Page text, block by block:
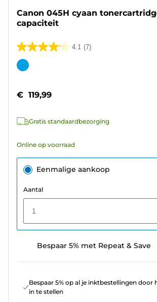
Canon 045H cyaan
capaciteit
4.1 (7)
4.1
van
sterren.
beoordelingen
Kleurencartridge
€ 119,99
Gratis standaardbezorging
Online op voorraad
Eenmalige aankoop
Aantal
1
Bespaar 5% met Repeat & Save
Bespaar 5% op al je inktbestellingen door
in te stellen